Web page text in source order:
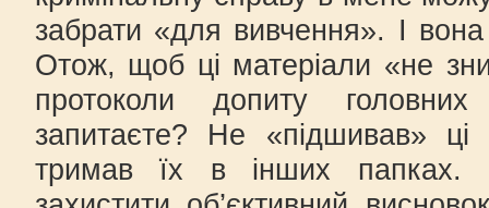
забрати «для вивчення». І
Отож, щоб ці матеріали «не
протоколи допиту
запитаєте? Не «підшивав»
тримав їх в інших